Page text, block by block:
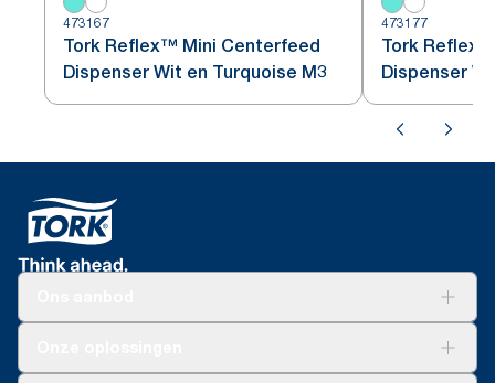
473167
Tork Reflex™ Mini Centerfeed
Dispenser Wit en Turquoise M3
473177
Tork
Dispenser